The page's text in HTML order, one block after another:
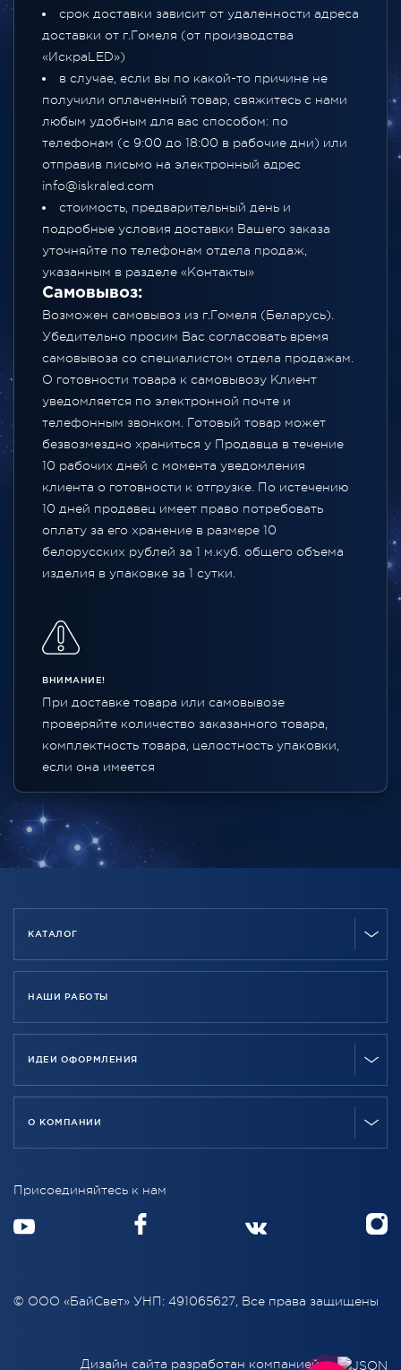
срок доставки зависит от удаленности адреса
доставки от г.Гомеля (от производства
«ИскраLED»)
в случае, если вы по какой-то причине не
получили оплаченный товар, свяжитесь с нами
любым удобным для вас способом: по
телефонам (с 9:00 до 18:00 в рабочие дни) или
отправив письмо на электронный адрес
info@iskraled.com
стоимость, предварительный день и
подробные условия доставки Вашего заказа
уточняйте по телефонам отдела продаж,
указанным в разделе «Контакты»
Самовывоз:
Возможен самовывоз из г.Гомеля (Беларусь).
Убедительно просим Вас согласовать время
самовывоза со специалистом отдела продажам.
О готовности товара к самовывозу Клиент
уведомляется по электронной почте и
телефонным звонком. Готовый товар может
безвозмездно храниться у Продавца в течение
10 рабочих дней с момента уведомления
клиента о готовности к отгрузке. По истечению
10 дней продавец имеет право потребовать
оплату за его хранение в размере 10
белорусских рублей за 1 м.куб. общего объема
изделия в упаковке за 1 сутки.
ВНИМАНИЕ!
При доставке товара или самовывозе
проверяйте количество заказанного товара,
комплектность товара, целостность упаковки,
если она имеется
КАТАЛОГ
НАШИ РАБОТЫ
ИДЕИ ОФОРМЛЕНИЯ
О КОМПАНИИ
Присоединяйтесь к нам
© ООО «БайСвет» УНП: 491065627, Все права защищены
Дизайн сайта разработан компанией